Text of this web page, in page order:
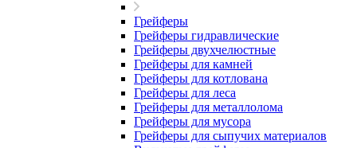
Грейферы
Грейферы гидравлические
Грейферы двухчелюстные
Грейферы для камней
Грейферы для котлована
Грейферы для леса
Грейферы для металлолома
Грейферы для мусора
Грейферы для сыпучих материалов